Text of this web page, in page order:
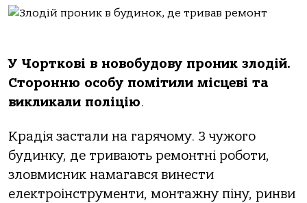
У Чорткові в новобудову проник злодій.
Сторонню особу помітили місцеві та
викликали поліцію.
Крадія застали на гарячому. З чужого
будинку, де тривають ремонтні роботи,
зловмисник намагався винести
електроінструменти, монтажну піну, ринви